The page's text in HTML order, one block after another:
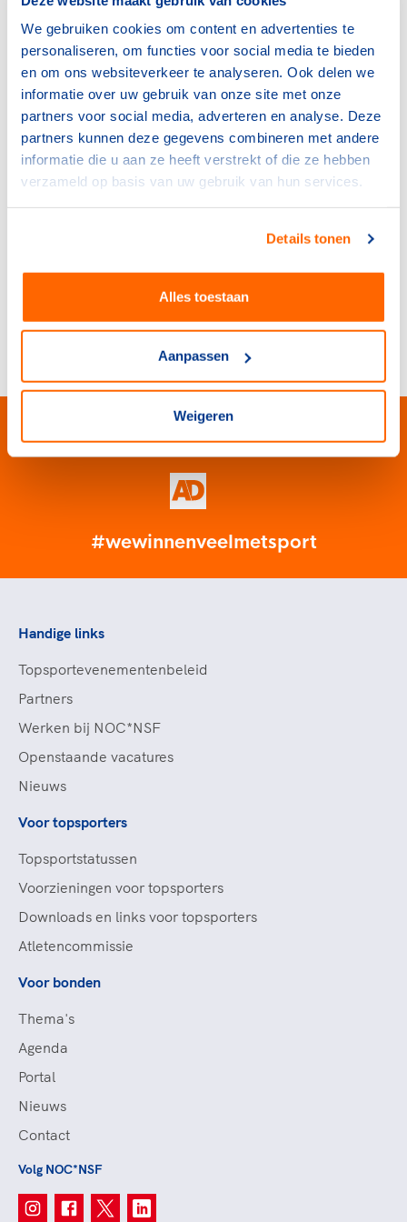
We gebruiken cookies om content en advertenties te
personaliseren, om functies voor social media te bieden
en om ons websiteverkeer te analyseren. Ook delen we
informatie over uw gebruik van onze site met onze
partners voor social media, adverteren en analyse. Deze
partners kunnen deze gegevens combineren met andere
informatie die u aan ze heeft verstrekt of die ze hebben
verzameld op basis van uw gebruik van hun services.
Details tonen
Alles toestaan
Aanpassen
Weigeren
Whatsapp
binnen twee uur antwoord (tijdens werkdagen)
Mail
binnen twee werkdagen antwoord
direct antwoord (tijdens werkdagen)
#wewinnenveelmetsport
Handige links
Topsportevenementenbeleid
Partners
Werken bij NOC*NSF
Openstaande vacatures
Nieuws
Voor topsporters
Topsportstatussen
Voorzieningen voor topsporters
Downloads en links voor topsporters
Atletencommissie
Voor bonden
Thema's
Agenda
Portal
Nieuws
Contact
Volg NOC*NSF